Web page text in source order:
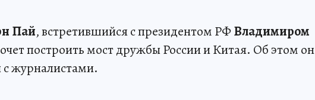
Пай, встретившийся с президентом РФВладимиром
построить мост дружбы России и Китая. Об этом он
с журналистами.